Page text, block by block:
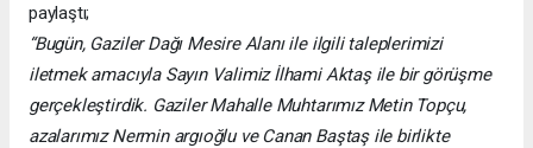
paylaştı;
“Bugün, Gaziler Dağı Mesire Alanı ile ilgili taleplerimizi
iletmek amacıyla Sayın Valimiz İlhami Aktaş ile bir görüşme
gerçekleştirdik. Gaziler Mahalle Muhtarımız Metin Topçu,
azalarımız Nermin argıoğlu ve Canan Baştaş ile birlikte